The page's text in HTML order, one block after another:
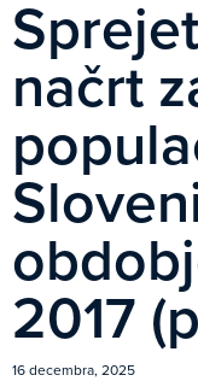
načrt
2017
16 decembra, 2025